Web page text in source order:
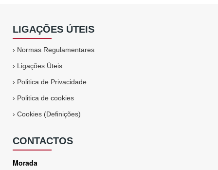
LIGAÇÕES ÚTEIS
› Normas Regulamentares
› Ligações Úteis
› Politica de Privacidade
› Politica de cookies
›Cookies (Definições)
CONTACTOS
Morada